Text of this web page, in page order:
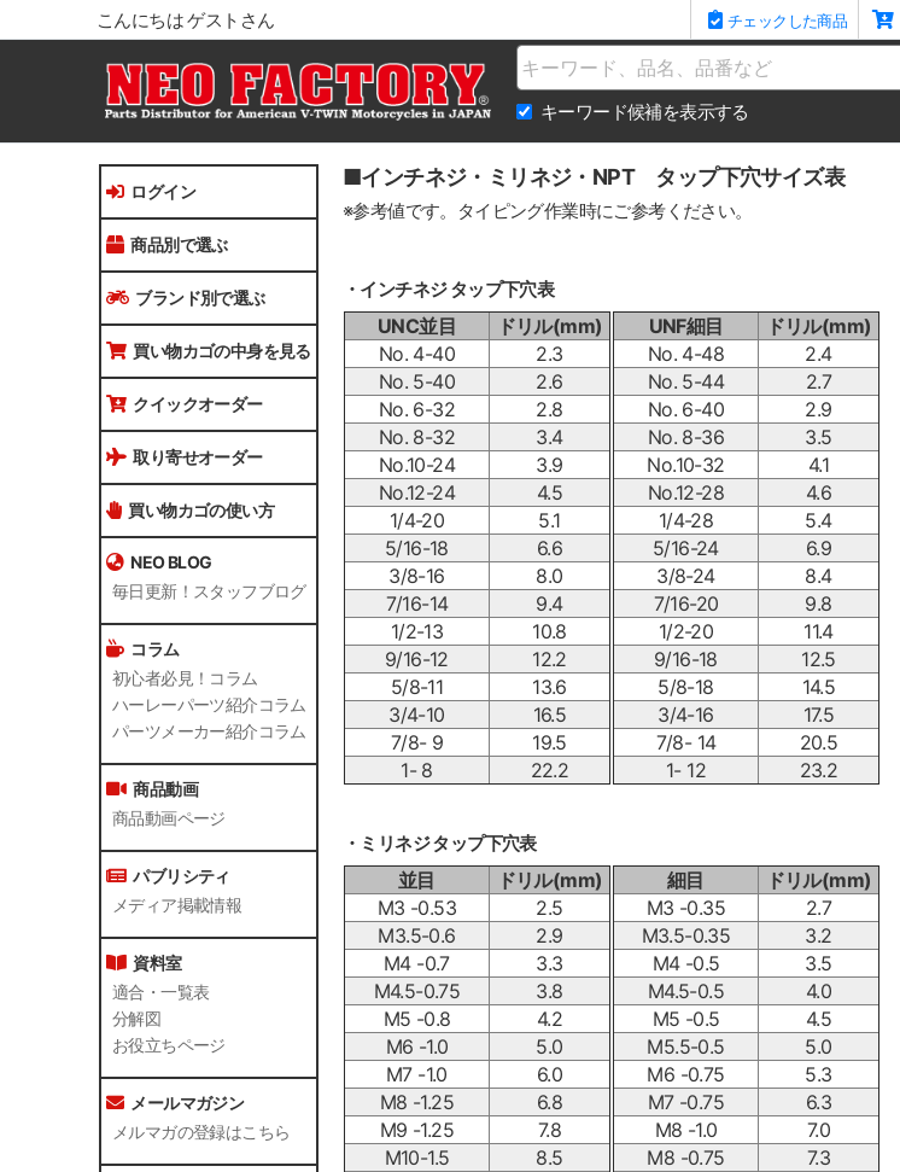
こんにちは ゲストさん チェックした商品
Name
キーワード候補を表示する
ログイン
商品別で選ぶ
ブランド別で選ぶ
買い物カゴの中身を見る
クイックオーダー
取り寄せオーダー
買い物カゴの使い方
NEO BLOG
毎日更新！スタッフブログ
コラム
初心者必見！コラム
ハーレーパーツ紹介コラム
パーツメーカー紹介コラム
商品動画
商品動画ページ
パブリシティ
メディア掲載情報
資料室
適合・一覧表
分解図
お役立ちページ
メールマガジン
メルマガの登録はこちら
■インチネジ・ミリネジ・NPT タップ下穴サイズ表
※参考値です。タイピング作業時にご参考ください。
・インチネジ タップ下穴表
UNC並目
ドリル(mm)
No. 4-40
2.3
No. 5-40
2.6
No. 6-32
2.8
No. 8-32
3.4
No.10-24
3.9
No.12-24
4.5
1/4-20
5.1
5/16-18
6.6
3/8-16
8.0
7/16-14
9.4
1/2-13
10.8
9/16-12
12.2
5/8-11
13.6
3/4-10
16.5
7/8- 9
19.5
1- 8
22.2
UNF細目
ドリル(mm)
No. 4-48
2.4
No. 5-44
2.7
No. 6-40
2.9
No. 8-36
3.5
No.10-32
4.1
No.12-28
4.6
1/4-28
5.4
5/16-24
6.9
3/8-24
8.4
7/16-20
9.8
1/2-20
11.4
9/16-18
12.5
5/8-18
14.5
3/4-16
17.5
7/8- 14
20.5
1- 12
23.2
・ミリネジ タップ下穴表
並目
ドリル(mm)
M3 -0.53
2.5
M3.5-0.6
2.9
M4 -0.7
3.3
M4.5-0.75
3.8
M5 -0.8
4.2
M6 -1.0
5.0
M7 -1.0
6.0
M8 -1.25
6.8
M9 -1.25
7.8
M10-1.5
8.5
細目
ドリル(mm)
M3 -0.35
2.7
M3.5-0.35
3.2
M4 -0.5
3.5
M4.5-0.5
4.0
M5 -0.5
4.5
M5.5-0.5
5.0
M6 -0.75
5.3
M7 -0.75
6.3
M8 -1.0
7.0
M8 -0.75
7.3